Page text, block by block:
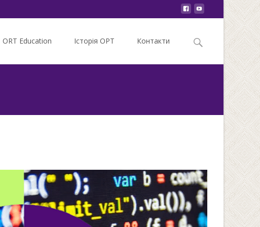
ORT Education Історія ОРТ Контакти
Search